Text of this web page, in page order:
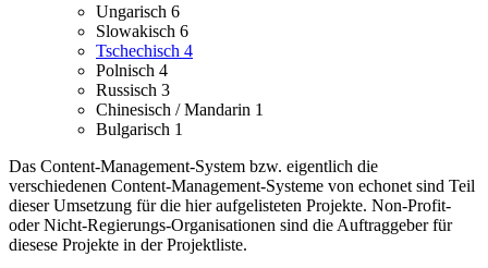
Ungarisch 6
Slowakisch 6
Tschechisch 4
Polnisch 4
Russisch 3
Chinesisch / Mandarin 1
Bulgarisch 1
Das Content-Management-System bzw. eigentlich die
verschiedenen Content-Management-Systeme von echonet sind Teil
dieser Umsetzung für die hier aufgelisteten Projekte. Non-Profit-
oder Nicht-Regierungs-Organisationen sind die Auftraggeber für
diesese Projekte in der Projektliste.